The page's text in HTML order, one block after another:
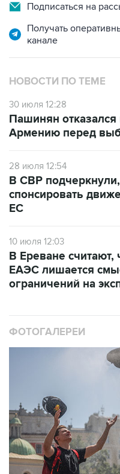
Подписаться на
Получать
канале
НОВОСТИ ПО ТЕМЕ
30 июля 12:28
Пашинян отказался
Армению перед
28 июля 12:54
В СВР
спонсировать
ЕС
10 июля 12:03
В Ереване считают,
ЕАЭС лишается
ограничений на
ФОТОГАЛЕРЕИ